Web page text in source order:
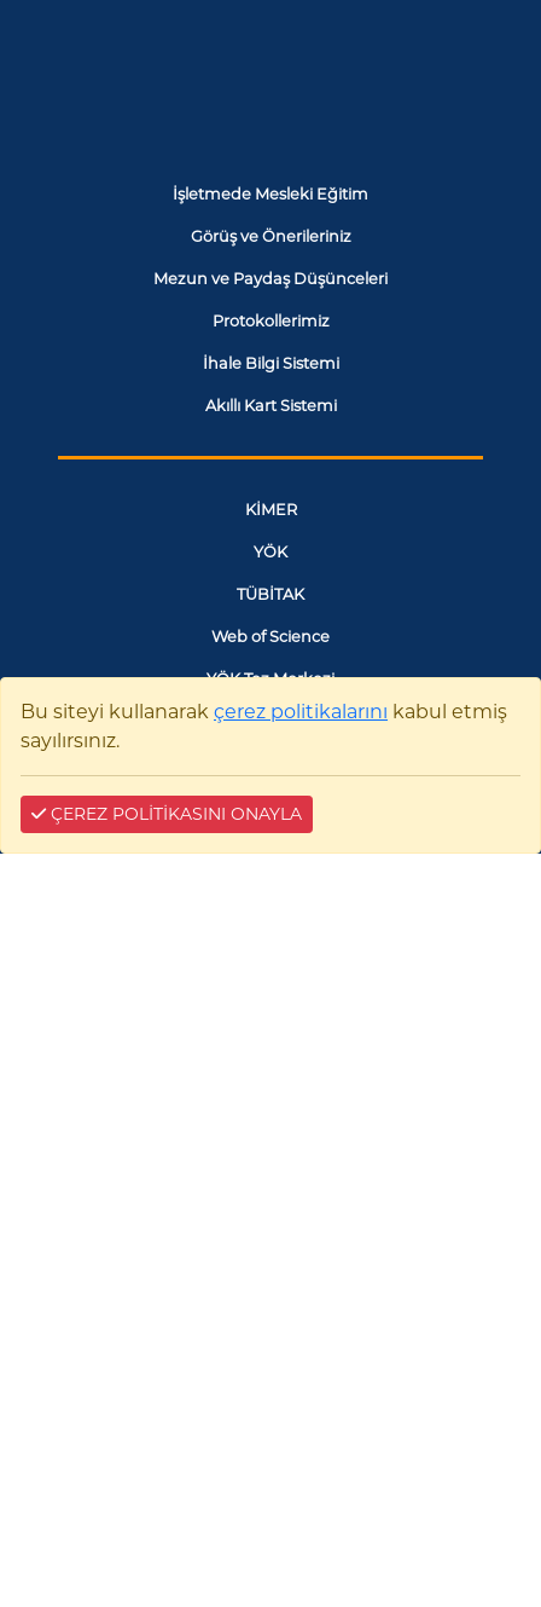
İşletmede Mesleki Eğitim
Görüş ve Önerileriniz
Mezun ve Paydaş Düşünceleri
Protokollerimiz
İhale Bilgi Sistemi
Akıllı Kart Sistemi
KİMER
YÖK
TÜBİTAK
Web of Science
YÖK Tez Merkezi
Google Akademik
SANTRAL
Bu siteyi kullanarak çerez politikalarını kabul etmiş
sayılırsınız.
ÇEREZ POLİTİKASINI ONAYLA